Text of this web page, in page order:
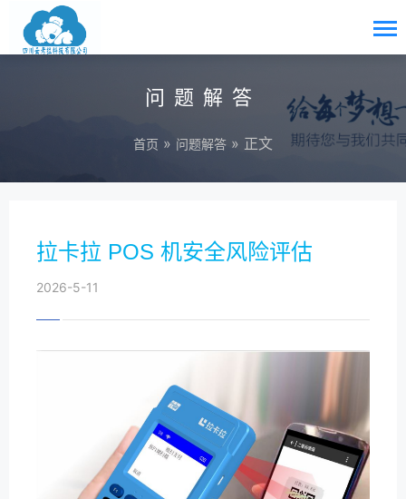
问题解答
首页 » 问题解答 » 正文
拉卡拉 POS 机安全风险评估
2026-5-11